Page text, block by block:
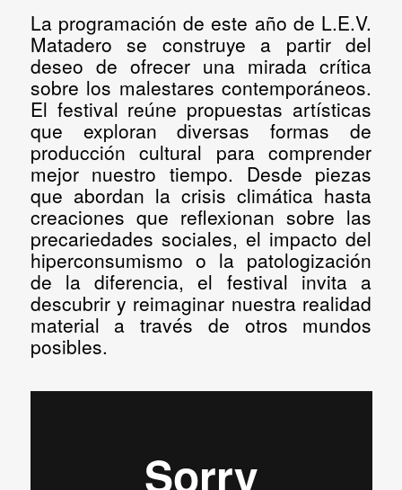
La programación de este año de L.E.V.
Matadero se construye a partir del
deseo de ofrecer una mirada crítica
sobre los malestares contemporáneos.
El festival reúne propuestas artísticas
que exploran diversas formas de
producción cultural para comprender
mejor nuestro tiempo. Desde piezas
que abordan la crisis climática hasta
creaciones que reflexionan sobre las
precariedades sociales, el impacto del
hiperconsumismo o la patologización
de la diferencia, el festival invita a
descubrir y reimaginar nuestra realidad
material a través de otros mundos
posibles.